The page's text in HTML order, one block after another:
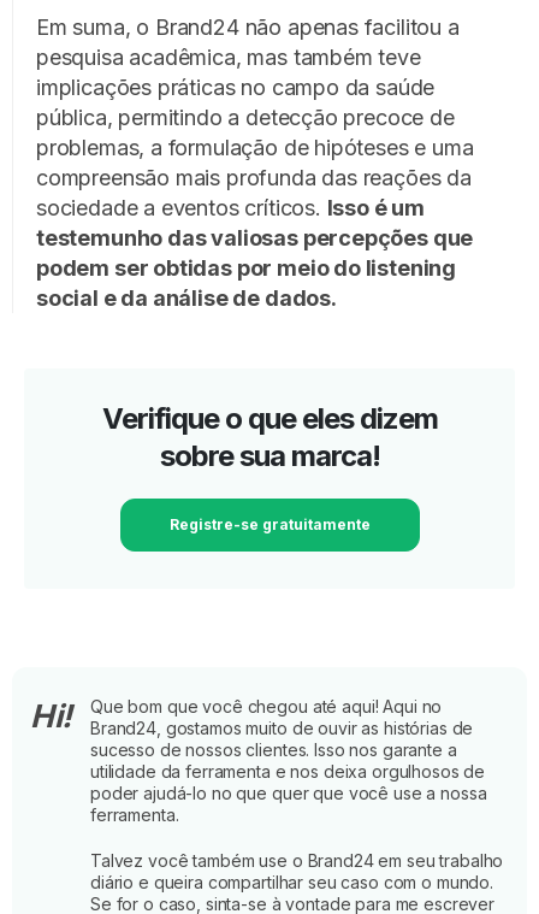
Em suma, o Brand24 não apenas facilitou a
pesquisa acadêmica, mas também teve
implicações práticas no campo da saúde
pública, permitindo a detecção precoce de
problemas, a formulação de hipóteses e uma
compreensão mais profunda das reações da
sociedade a eventos críticos. Isso é um
testemunho das valiosas percepções que
podem ser obtidas por meio do listening
social e da análise de dados.
Verifique o que eles dizem
sobre sua marca!
Registre-se gratuitamente
Hi!
Que bom que você chegou até aqui! Aqui no
Brand24, gostamos muito de ouvir as histórias de
sucesso de nossos clientes. Isso nos garante a
utilidade da ferramenta e nos deixa orgulhosos de
poder ajudá-lo no que quer que você use a nossa
ferramenta.
Talvez você também use o Brand24 em seu trabalho
diário e queira compartilhar seu caso com o mundo.
Se for o caso, sinta-se à vontade para me escrever